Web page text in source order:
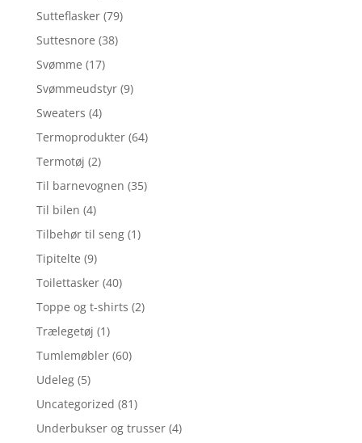
Sutteflasker (79)
Suttesnore (38)
Svømme (17)
Svømmeudstyr (9)
Sweaters (4)
Termoprodukter (64)
Termotøj (2)
Til barnevognen (35)
Til bilen (4)
Tilbehør til seng (1)
Tipitelte (9)
Toilettasker (40)
Toppe og t-shirts (2)
Trælegetøj (1)
Tumlemøbler (60)
Udeleg (5)
Uncategorized (81)
Underbukser og trusser (4)